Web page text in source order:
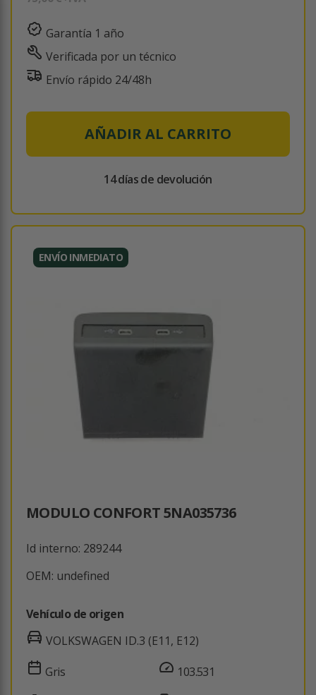
Garantía 1 año
Verificada por un técnico
Envío rápido 24/48h
AÑADIR AL CARRITO
14 días de devolución
ENVÍO INMEDIATO
MODULO CONFORT 5NA035736
Id interno: 289244
OEM: undefined
Vehículo de origen
VOLKSWAGEN ID.3 (E11, E12)
Gris
103.531